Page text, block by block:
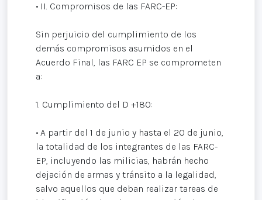
• II. Compromisos de las FARC-EP:
Sin perjuicio del cumplimiento de los
demás compromisos asumidos en el
Acuerdo Final, las FARC EP se comprometen
a:
1. Cumplimiento del D +180:
• A partir del 1 de junio y hasta el 20 de junio,
la totalidad de los integrantes de las FARC-
EP, incluyendo las milicias, habrán hecho
dejación de armas y tránsito a la legalidad,
salvo aquellos que deban realizar tareas de